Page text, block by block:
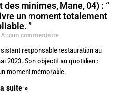
minimes, Mane, 04) : “
un moment totalement
”
Aucun commentaire
responsable restauration au
2023. Son objectif au quotidien :
moment mémorable.
suite »